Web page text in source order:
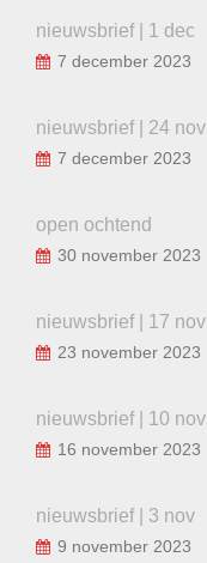
nieuwsbrief | 1 dec
7 december 2023
nieuwsbrief | 24 nov
7 december 2023
open ochtend
30 november 2023
nieuwsbrief | 17 nov
23 november 2023
nieuwsbrief | 10 nov
16 november 2023
nieuwsbrief | 3 nov
9 november 2023